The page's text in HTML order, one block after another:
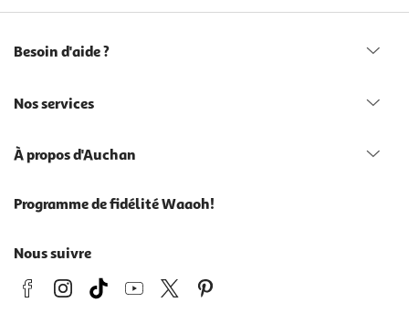
Besoin d'aide ?
Nos services
À propos d'Auchan
Programme de fidélité Waaoh!
Nous suivre